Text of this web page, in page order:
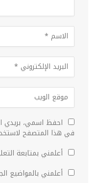
احفظ اسمي، بريدي
في هذا المتصفح
أعلمني بمتابعة
أعلمني بالمواضيع